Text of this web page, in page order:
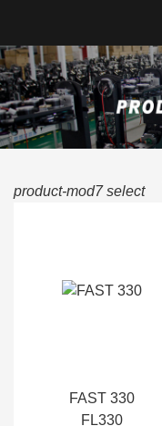
product-mod7 select
FAST 330
FL330